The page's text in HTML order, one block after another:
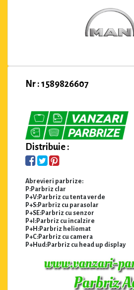
Nr : 1589826607
Distribuie :
Abrevieri parbrize:
P:Parbriz clar
P+V:Parbriz cu tenta verde
P+S:Parbriz cu parasolar
P+SE:Parbriz cu senzor
P+I:Parbriz cu incalzire
P+H:Parbriz heliomat
P+C:Parbriz cu camera
P+Hud:Parbriz cu head up display